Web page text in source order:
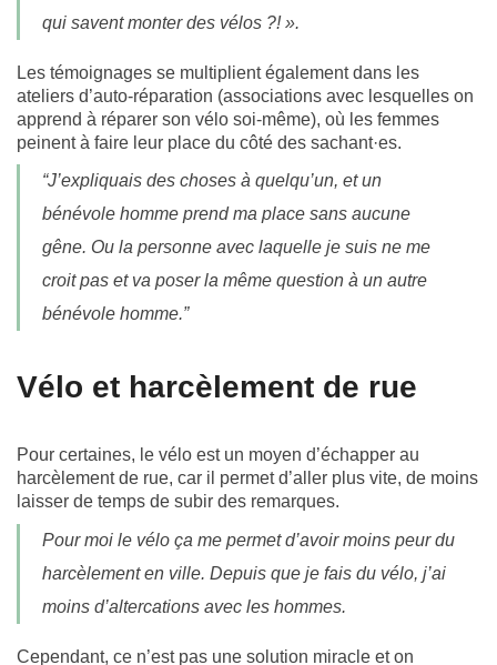
qui savent monter des vélos ?! ».
Les témoignages se multiplient également dans les
ateliers d’auto-réparation (associations avec lesquelles on
apprend à réparer son vélo soi-même), où les femmes
peinent à faire leur place du côté des sachant·es.
“J’expliquais des choses à quelqu’un, et un
bénévole homme prend ma place sans aucune
gêne. Ou la personne avec laquelle je suis ne me
croit pas et va poser la même question à un autre
bénévole homme.”
Vélo et harcèlement de rue
Pour certaines, le vélo est un moyen d’échapper au
harcèlement de rue, car il permet d’aller plus vite, de moins
laisser de temps de subir des remarques.
Pour moi le vélo ça me permet d’avoir moins peur du
harcèlement en ville. Depuis que je fais du vélo, j’ai
moins d’altercations avec les hommes.
Cependant, ce n’est pas une solution miracle et on